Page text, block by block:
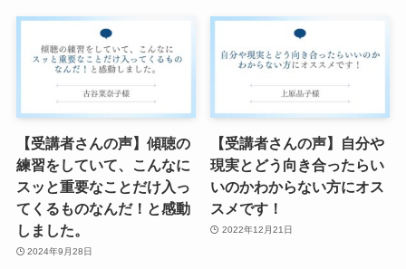
【受講者さんの声】傾聴の
練習をしていて、こんなに
スッと重要なことだけ入っ
てくるものなんだ！と感動
しました。
2024年9月28日
【受講者さんの声】自分や
現実とどう向き合ったらい
いのかわからない方にオス
スメです！
2022年12月21日